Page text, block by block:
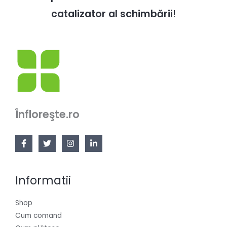
catalizator al schimbării!
Înfloreşte.ro
Informatii
Shop
Cum comand